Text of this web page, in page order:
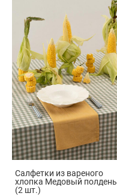
Салфетки из вареного
хлопка Медовый полдень
(2 шт.)